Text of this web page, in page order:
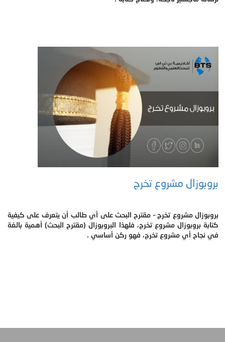
بروبوزال مشروع تخرج
بروبوزال مشروع تخرج – مقترح البحث على أي طالب أن يتعرف على كيفية
كتابة بروبوزال مشروع تخرج، فلهذا البروبوزال (مقترح البحث) أهمية بالغة
في نجاح أي مشروع تخرج، فهو ركن أساسي .